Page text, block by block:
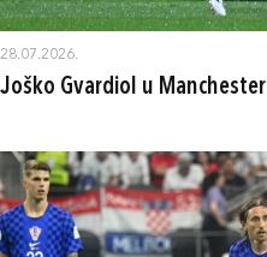
28.07.2026.
Joško Gvardiol u